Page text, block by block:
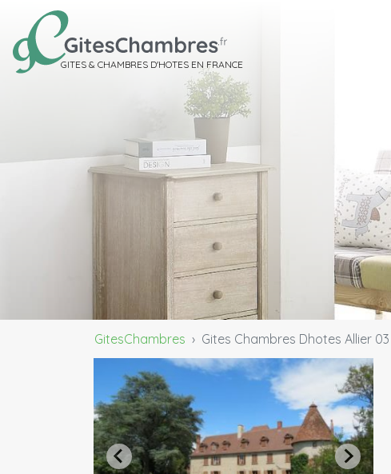
GITES & CHAMBRES D'HOTES EN FRANCE
GitesChambres Gites Chambres Dhotes Allier 03